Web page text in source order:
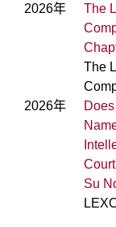
2026年
The
The
2026年
Su